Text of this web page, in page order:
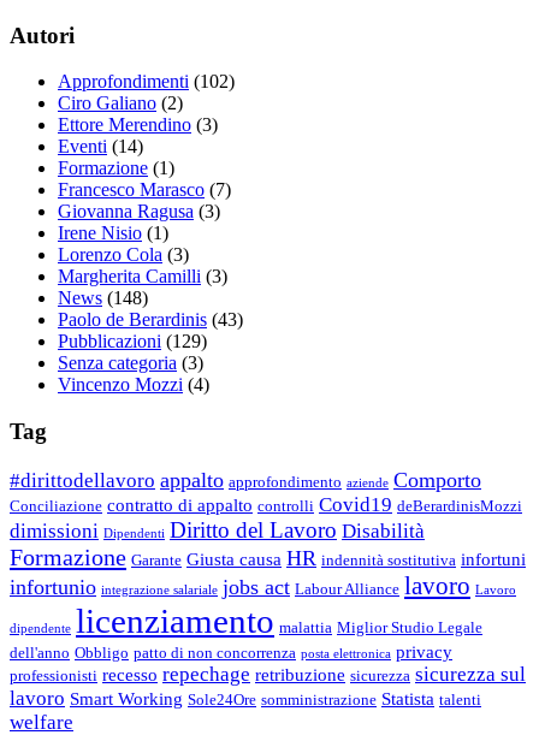
Autori
Approfondimenti (102)
Ciro Galiano (2)
Ettore Merendino (3)
Eventi (14)
Formazione (1)
Francesco Marasco (7)
Giovanna Ragusa (3)
Irene Nisio (1)
Lorenzo Cola (3)
Margherita Camilli (3)
News (148)
Paolo de Berardinis (43)
Pubblicazioni (129)
Senza categoria (3)
Vincenzo Mozzi (4)
Tag
#dirittodellavoro appalto approfondimento aziende Comporto
Conciliazione contratto di appalto controlli Covid19 deBerardinisMozzi
dimissioni Dipendenti Diritto del Lavoro Disabilità
Formazione Garante Giusta causa HR indennità sostitutiva infortuni
infortunio integrazione salariale jobs act Labour Alliance lavoro Lavoro
dipendente licenziamento malattia Miglior Studio Legale
dell'anno Obbligo patto di non concorrenza posta elettronica privacy
professionisti recesso repechage retribuzione sicurezza sicurezza sul
lavoro Smart Working Sole24Ore somministrazione Statista talenti
welfare